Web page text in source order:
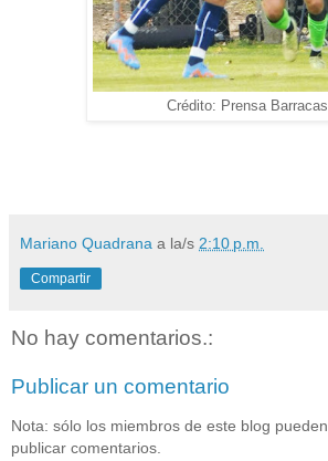
Crédito: Prensa Barracas
Mariano Quadrana a la/s 2:10 p.m.
Compartir
No hay comentarios.:
Publicar un comentario
Nota: sólo los miembros de este blog pueden
publicar comentarios.